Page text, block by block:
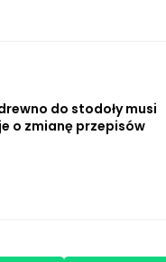
do stodoły musi
o zmianę przepisów